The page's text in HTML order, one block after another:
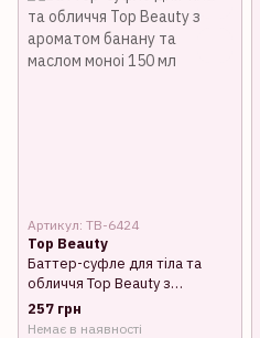
Артикул: TB-6424
Top Beauty
Баттер-суфле для тіла та
обличчя Top Beauty з
ароматом банану та маслом
моноі 150 мл
257 грн
Немає в наявності